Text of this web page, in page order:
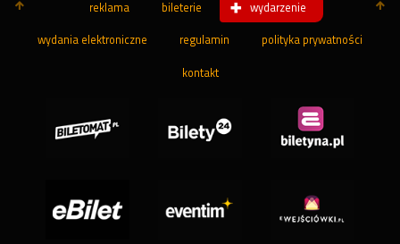
reklama bileterie wydarzenie
wydania elektroniczne regulamin polityka prywatności
kontakt